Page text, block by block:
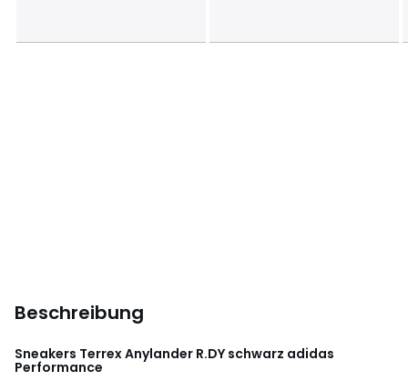
Beschreibung
Sneakers Terrex Anylander R.DY schwarz adidas
Performance